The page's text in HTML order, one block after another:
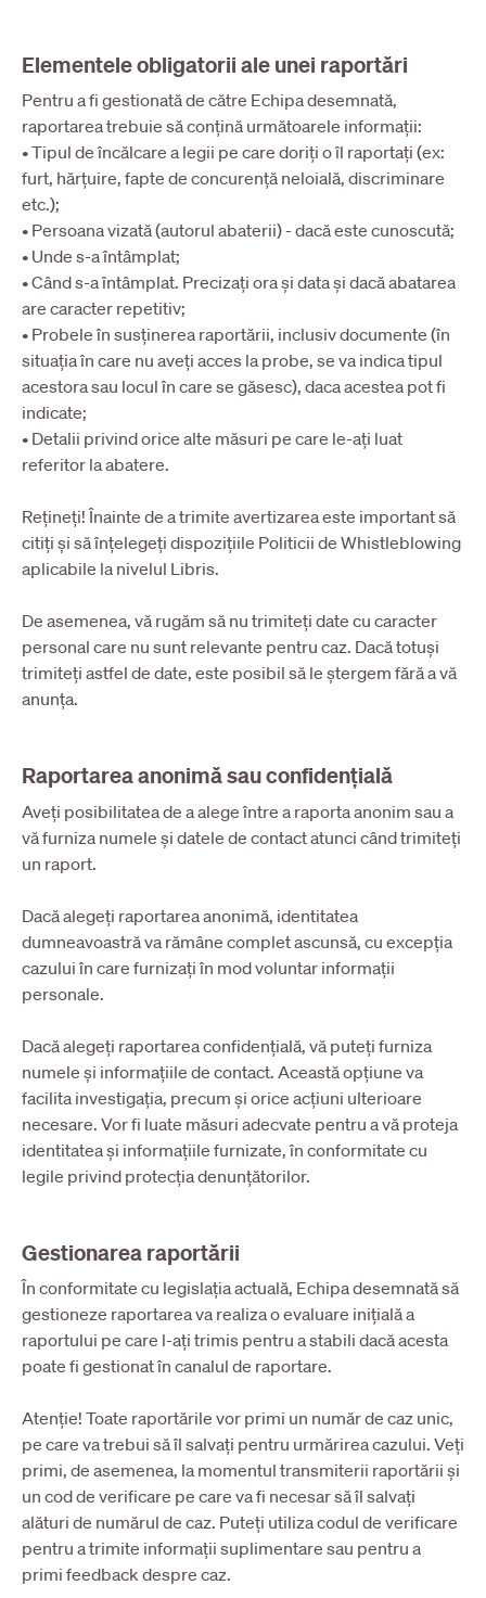
Elementele obligatorii ale unei raportări
Pentru a fi gestionată de către Echipa desemnată,
raportarea trebuie să conțină următoarele informații:
• Tipul de încălcare a legii pe care doriți o îl raportați (ex:
furt, hărțuire, fapte de concurență neloială, discriminare
etc.);
• Persoana vizată (autorul abaterii) - dacă este cunoscută;
• Unde s-a întâmplat;
• Când s-a întâmplat. Precizați ora și data și dacă abatarea
are caracter repetitiv;
• Probele în susținerea raportării, inclusiv documente (în
situația în care nu aveți acces la probe, se va indica tipul
acestora sau locul în care se găsesc), daca acestea pot fi
indicate;
• Detalii privind orice alte măsuri pe care le-ați luat
referitor la abatere.
Rețineți! Înainte de a trimite avertizarea este important să
citiți și să înțelegeți dispozițiile Politicii de Whistleblowing
aplicabile la nivelul Libris.
De asemenea, vă rugăm să nu trimiteți date cu caracter
personal care nu sunt relevante pentru caz. Dacă totuși
trimiteți astfel de date, este posibil să le ștergem fără a vă
anunța.
Raportarea anonimă sau confidențială
Aveți posibilitatea de a alege între a raporta anonim sau a
vă furniza numele și datele de contact atunci când trimiteți
un raport.
Dacă alegeți raportarea anonimă, identitatea
dumneavoastră va rămâne complet ascunsă, cu excepția
cazului în care furnizați în mod voluntar informații
personale.
Dacă alegeți raportarea confidențială, vă puteți furniza
numele și informațiile de contact. Această opțiune va
facilita investigația, precum și orice acțiuni ulterioare
necesare. Vor fi luate măsuri adecvate pentru a vă proteja
identitatea și informațiile furnizate, în conformitate cu
legile privind protecția denunțătorilor.
Gestionarea raportării
În conformitate cu legislația actuală, Echipa desemnată să
gestioneze raportarea va realiza o evaluare inițială a
raportului pe care l-ați trimis pentru a stabili dacă acesta
poate fi gestionat în canalul de raportare.
Atenție! Toate raportările vor primi un număr de caz unic,
pe care va trebui să îl salvați pentru urmărirea cazului. Veți
primi, de asemenea, la momentul transmiterii raportării și
un cod de verificare pe care va fi necesar să îl salvați
alături de numărul de caz. Puteți utiliza codul de verificare
pentru a trimite informații suplimentare sau pentru a
primi feedback despre caz.